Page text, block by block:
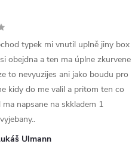
Ulmann
typek mi vnutil uplně jiny box
obejdna a ten ma úplne zkurvene
to nevyuzijes ani jako boudu pro
kidy do me valil a pritom ten co
ma napsane na skkladem 1